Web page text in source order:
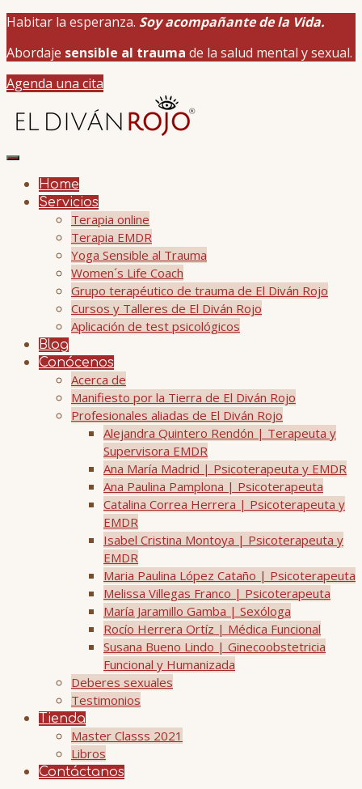
Habitar la esperanza. Soy acompañante de la Vida.
Abordaje sensible al trauma de la salud mental y sexual.
Agenda una cita
Home
Servicios
Terapia online
Terapia EMDR
Yoga Sensible al Trauma
Women´s Life Coach
Grupo terapéutico de trauma de El Diván Rojo
Cursos y Talleres de El Diván Rojo
Aplicación de test psicológicos
Blog
Conócenos
Acerca de
Manifiesto por la Tierra de El Diván Rojo
Profesionales aliadas de El Diván Rojo
Alejandra Quintero Rendón | Terapeuta y
Supervisora EMDR
Ana María Madrid | Psicoterapeuta y EMDR
Ana Paulina Pamplona | Psicoterapeuta
Catalina Correa Herrera | Psicoterapeuta y
EMDR
Isabel Cristina Montoya | Psicoterapeuta y
EMDR
Maria Paulina López Cataño | Psicoterapeuta
Melissa Villegas Franco | Psicoterapeuta
María Jaramillo Gamba | Sexóloga
Rocío Herrera Ortíz | Médica Funcional
Susana Bueno Lindo | Ginecoobstetricia
Funcional y Humanizada
Deberes sexuales
Testimonios
Tienda
Master Classs 2021
Libros
Contáctanos